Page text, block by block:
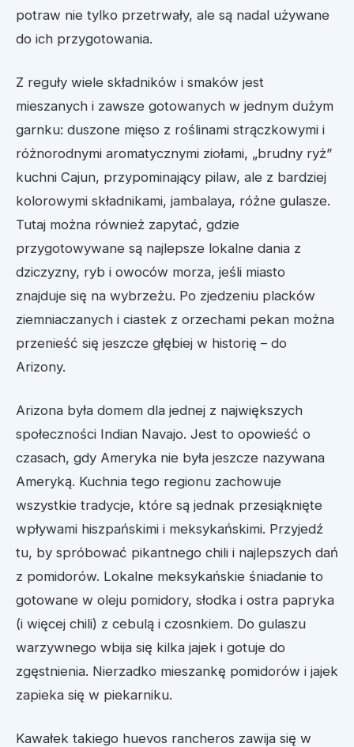
potraw nie tylko przetrwały, ale są nadal używane
do ich przygotowania.
Z reguły wiele składników i smaków jest
mieszanych i zawsze gotowanych w jednym dużym
garnku: duszone mięso z roślinami strączkowymi i
różnorodnymi aromatycznymi ziołami, „brudny ryż”
kuchni Cajun, przypominający pilaw, ale z bardziej
kolorowymi składnikami, jambalaya, różne gulasze.
Tutaj można również zapytać, gdzie
przygotowywane są najlepsze lokalne dania z
dziczyzny, ryb i owoców morza, jeśli miasto
znajduje się na wybrzeżu. Po zjedzeniu placków
ziemniaczanych i ciastek z orzechami pekan można
przenieść się jeszcze głębiej w historię – do
Arizony.
Arizona była domem dla jednej z największych
społeczności Indian Navajo. Jest to opowieść o
czasach, gdy Ameryka nie była jeszcze nazywana
Ameryką. Kuchnia tego regionu zachowuje
wszystkie tradycje, które są jednak przesiąknięte
wpływami hiszpańskimi i meksykańskimi. Przyjedź
tu, by spróbować pikantnego chili i najlepszych dań
z pomidorów. Lokalne meksykańskie śniadanie to
gotowane w oleju pomidory, słodka i ostra papryka
(i więcej chili) z cebulą i czosnkiem. Do gulaszu
warzywnego wbija się kilka jajek i gotuje do
zgęstnienia. Nierzadko mieszankę pomidorów i jajek
zapieka się w piekarniku.
Kawałek takiego huevos rancheros zawija się w